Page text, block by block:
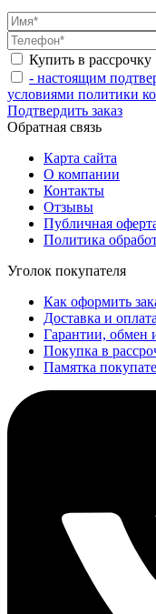
Купить в рассрочку
- настоящим
условиями политики
Подтвердить заказ
Обратная связь
Карта сайта
О компании
Контакты
Отзывы
Публичная
Политика
Уголок покупателя
Как оформить
Доставка и оплата
Гарантии, обмен
Покупка в
Памятка